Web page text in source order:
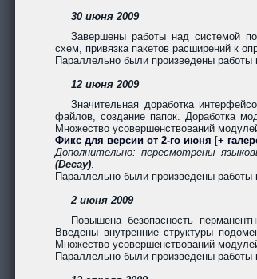
30 июня 2009
Завершены работы над системой
схем, привязка пакетов расширений к
Параллельно были произведены
12 июня 2009
Значительная доработка
файлов, создание папок. Доработка
Множество усовершенствований
Фикс для версии от 2-го июня [+
Дополнительно: пересмотрены
(Decay).
Параллельно были произведены
2 июня 2009
Повышена безопасность
Введены внутренние структуры
Множество усовершенствований
Параллельно были произведены